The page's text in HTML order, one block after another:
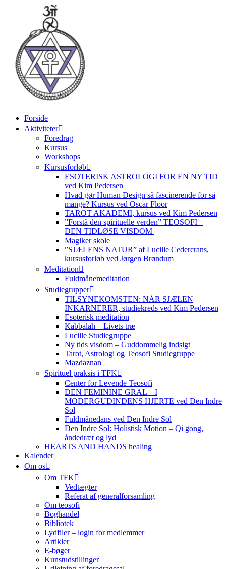
Forside
Aktiviteter
Foredrag
Kursus
Workshops
Kursusforløb
ESOTERISK ASTROLOGI FOR EN NY TID
ved Kim Pedersen
Hvad gør Human Design så fascinerende for så
mange? Kursus ved Oscar Floor
TAROT AKADEMI, kursus ved Kim Pedersen
”Forstå den spirituelle verden” TEOSOFI –
DEN TIDLØSE VISDOM
Magiker skole
”SJÆLENS NATUR” af Lucille Cedercrans,
kursusforløb ved Jørgen Brøndum
Meditation
Fuldmånemeditation
Studiegrupper
TILSYNEKOMSTEN: NÅR SJÆLEN
INKARNERER, studiekreds ved Kim Pedersen
Esoterisk meditation
Kabbalah – Livets træ
Lucille Studiegruppe
Ny tids visdom – Guddommelig indsigt
Tarot, Astrologi og Teosofi Studiegruppe
Mazdaznan
Spirituel praksis i TFK
Center for Levende Teosofi
DEN FEMININE GRAL – I
MODERGUDINDENS HJERTE ved Den Indre
Sol
Fuldmånedans ved Den Indre Sol
Den Indre Sol: Holistisk Motion – Qi gong,
åndedræt og lyd
HEARTS AND HANDS healing
Kalender
Om os
Om TFK
Vedtægter
Referat af generalforsamling
Om teosofi
Boghandel
Bibliotek
Lydfiler – login for medlemmer
Artikler
E-bøger
Kunstudstillinger